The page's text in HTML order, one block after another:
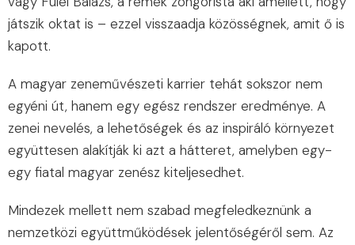
játszik oktat is – ezzel visszaadja közösségnek, amit ő͏ is
kapo͏tt.
A magyar zeneművészeti karrier tehát sokszor nem
egyéni út, hanem egy egész rendszer eredménye. A
zenei nevelés, a lehetőségek és az inspiráló környezet
együttesen alakítják ki azt a hátteret, amelyben egy-
egy fiatal magyar zenész kiteljesedhet.
Mindezek mellett nem szabad megfeledkeznünk a
nemzetközi együttműködések jelentőségéről sem. Az